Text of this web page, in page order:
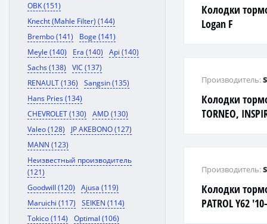
OBK (151)
Knecht (Mahle Filter) (144)
Brembo (141)
Boge (141)
Meyle (140)
Era (140)
Api (140)
Sachs (138)
VIC (137)
RENAULT (136)
Sangsin (135)
Hans Pries (134)
CHEVROLET (130)
AMD (130)
Valeo (128)
JP AKEBONO (127)
MANN (123)
Неизвестный производитель
(121)
Goodwill (120)
Ajusa (119)
Maruichi (117)
SEIKEN (114)
Tokico (114)
Optimal (106)
Колодки
Logan F
Колодки
TORNEO,
Производитель:
Колодки
PATROL Y62
Производитель: